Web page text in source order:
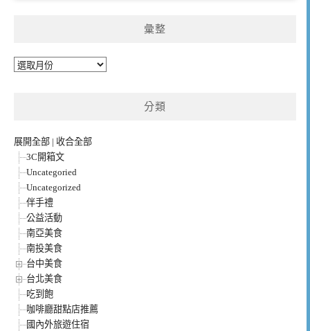
彙整
彙
分類
展開全部 | 收合全部
3C開箱文
Uncategoried
Uncategorized
伴手禮
公益活動
南亞美食
南投美食
台中美食
台北美食
吃到飽
咖啡廳甜點店推薦
國內外旅遊住宿